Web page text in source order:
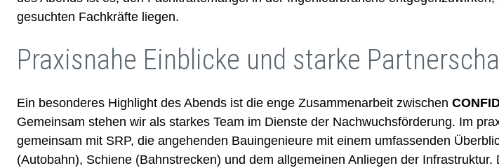
gesuchten Fachkräfte liegen.
Praxisnahe Einblicke und starke
Ein besonderes Highlight des Abends ist die enge Zusammenarbeit zwischen
Gemeinsam stehen wir als starkes Team im Dienste der Nachwuchsförderung. Im
gemeinsam mit SRP, die angehenden Bauingenieure mit einem umfassenden
(Autobahn), Schiene (Bahnstrecken) und dem allgemeinen Anliegen der